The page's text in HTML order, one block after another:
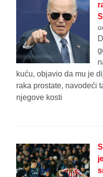
kuću, objavio da mu je
raka prostate, navodeći
njegove kosti